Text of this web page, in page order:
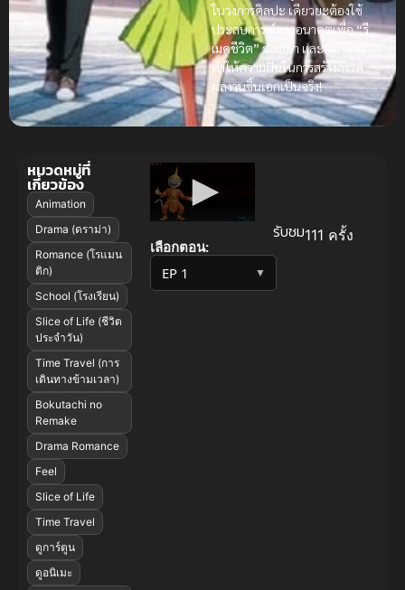
ในวงการศิลปะ เคียวยะต้องใช้
ประสบการณ์จากอนาคตเพื่อ“รี
เมคชีวิต”ของเขา และพยายาม
ทำให้ความฝันในการสร้างสรรค์
ผลงานชิ้นเอกเป็นจริง!
เลือกตอน:
▼
รับชม111 ครั้ง
หมวดหมู่ที่
เกี่ยวข้อง
Animation
Drama (ดราม่า)
Romance (โรแมน
ติก)
School (โรงเรียน)
Slice of Life (ชีวิต
ประจำวัน)
Time Travel (การ
เดินทางข้ามเวลา)
Bokutachi no
Remake
Drama Romance
Feel
Slice of Life
Time Travel
ดูการ์ตูน
ดูอนิเมะ